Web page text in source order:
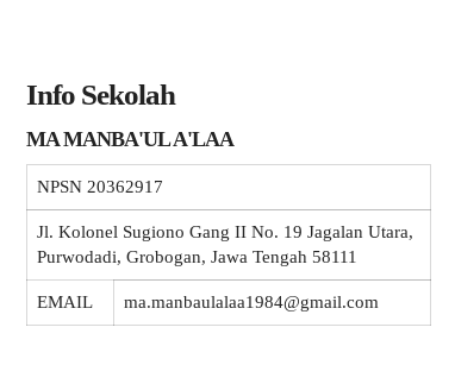
Info Sekolah
MA MANBA'UL A'LAA
NPSN 20362917
Jl. Kolonel Sugiono Gang II No. 19 Jagalan Utara,
Purwodadi, Grobogan, Jawa Tengah 58111
EMAIL ma.manbaulalaa1984@gmail.com